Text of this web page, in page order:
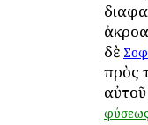
δὲ
πρὸς
αὐτοῦ